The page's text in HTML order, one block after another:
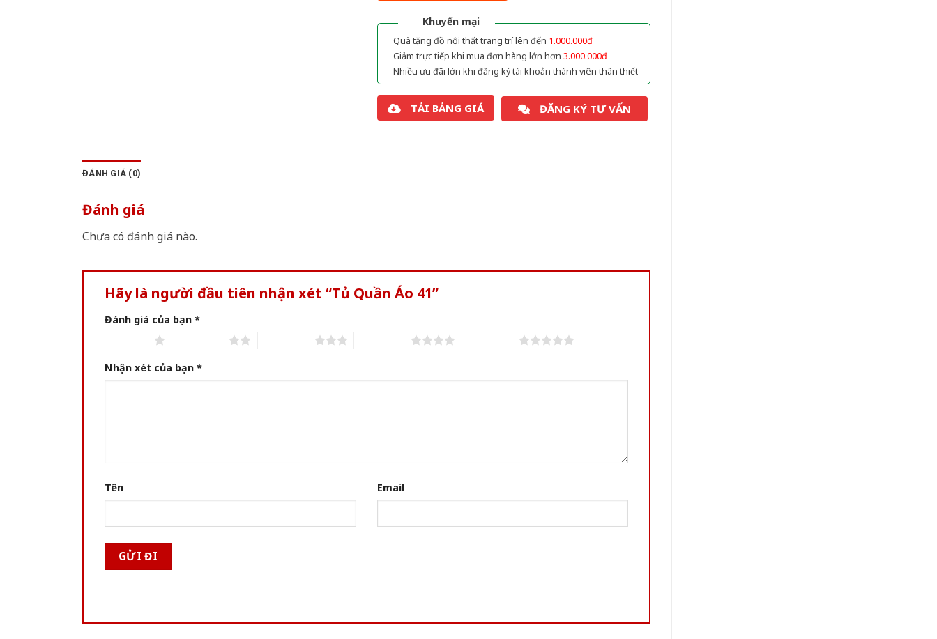
Khuyến mại
Quà tặng đồ nội thất trang trí lên đến 1.000.000đ
Giảm trực tiếp khi mua đơn hàng lớn hơn 3.000.000đ
Nhiều ưu đãi lớn khi đăng ký tài khoản thành viên thân thiết
TẢI BẢNG GIÁ ĐĂNG KÝ TƯ VẤN
ĐÁNH GIÁ (0)
Đánh giá
Chưa có đánh giá nào.
Hãy là người đầu tiên nhận xét “Tủ Quần Áo 41”
Đánh giá của bạn *
Nhận xét của bạn *
Tên Email